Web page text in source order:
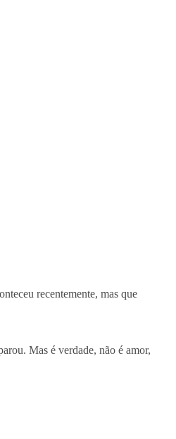
recentemente, mas que
Mas é verdade, não é amor,